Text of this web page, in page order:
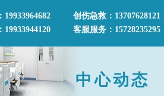
19933964682
19933944120
创伤急救：13707628121
客服服务：15728235295
中心动态